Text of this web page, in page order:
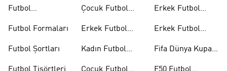
Futbol
Futbol Formaları
Futbol Şortları
Futbol Tişörtleri
Çocuk Futbol
Erkek Futbol
Kadın Futbol
Çocuk Futbol
Erkek Futbol
Erkek Futbol
Fifa Dünya Kupası
F50 Futbol